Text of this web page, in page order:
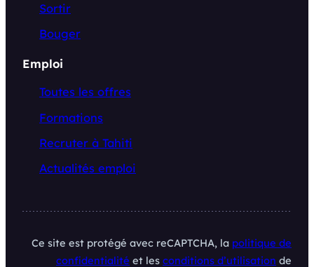
Sortir
Bouger
Emploi
Toutes les offres
Formations
Recruter à Tahiti
Actualités emploi
Ce site est protégé avec reCAPTCHA, la politique de
confidentialité et les conditions d’utilisation de